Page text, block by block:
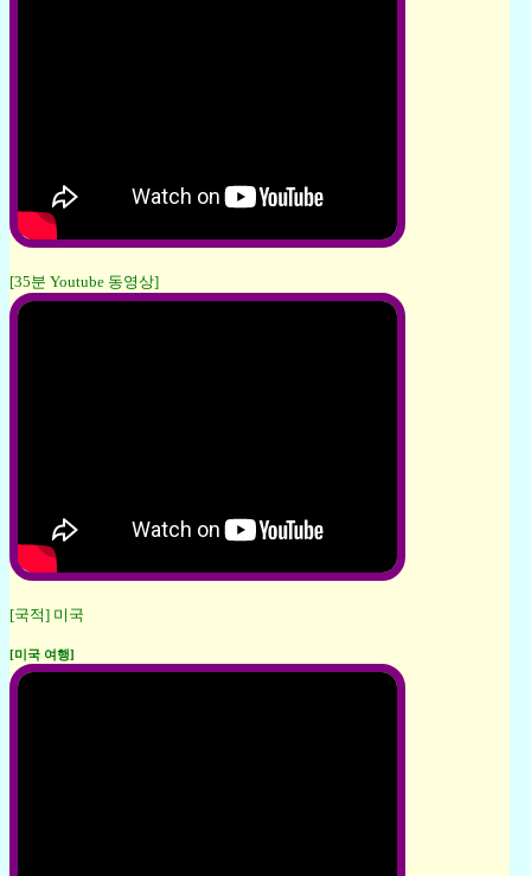
[35분 Youtube 동영상]
[국적] 미국
[미국 여행]